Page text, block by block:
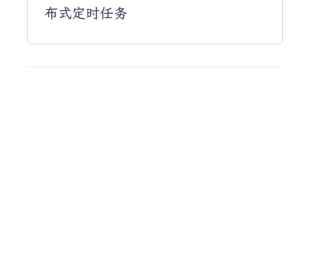
布式定时任务